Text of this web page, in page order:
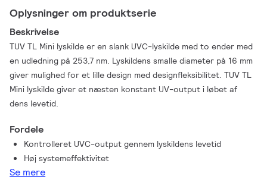
Oplysninger om produktserie
Beskrivelse
TUV TL Mini lyskilde er en slank UVC-lyskilde med to ender med
en udledning på 253,7 nm. Lyskildens smalle diameter på 16 mm
giver mulighed for et lille design med designfleksibilitet. TUV TL
Mini lyskilde giver et næsten konstant UV-output i løbet af
dens levetid.
Fordele
Kontrolleret UVC-output gennem lyskildens levetid
Høj systemeffektivitet
Se mere